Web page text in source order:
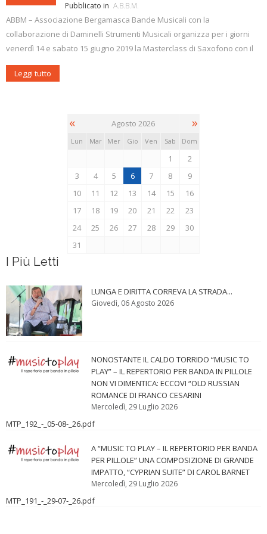
Pubblicato in A.B.B.M.
ABBM – Associazione Bergamasca Bande Musicali con la
collaborazione di Daminelli Strumenti Musicali organizza per i giorni
venerdì 14 e sabato 15 giugno 2019 la Masterclass di Saxofono con il
M° Mario Marzi.
La masterclass è aperta a tutti, sia soci ABBM che non soci, previa
sarà il concerto del Corpo Musicale “Santa Eurosia” di Chignolo d’Isola,
diretto dal M° Pietro Rainò Dambrosio, che vedrà la partecipazione del
Leggi tutto
« Agosto 2026 »
Lun Mar Mer Gio Ven Sab Dom
1
2
3
4 5 6 7 8
9
10
11 12 13 14 15
16
17
18 19 20 21 22
23
24
25 26 27 28 29
30
31
I Più Letti
LUNGA E DIRITTA CORREVA LA STRADA...
Giovedì, 06 Agosto 2026
NONOSTANTE IL CALDO TORRIDO “MUSIC TO
PLAY” – IL REPERTORIO PER BANDA IN PILLOLE
NON VI DIMENTICA: ECCOVI “OLD RUSSIAN
ROMANCE DI FRANCO CESARINI
Mercoledì, 29 Luglio 2026
MTP_192_-_05-08-_26.pdf
A “MUSIC TO PLAY – IL REPERTORIO PER BANDA
PER PILLOLE” UNA COMPOSIZIONE DI GRANDE
IMPATTO, “CYPRIAN SUITE” DI CAROL BARNET
Mercoledì, 29 Luglio 2026
MTP_191_-_29-07-_26.pdf